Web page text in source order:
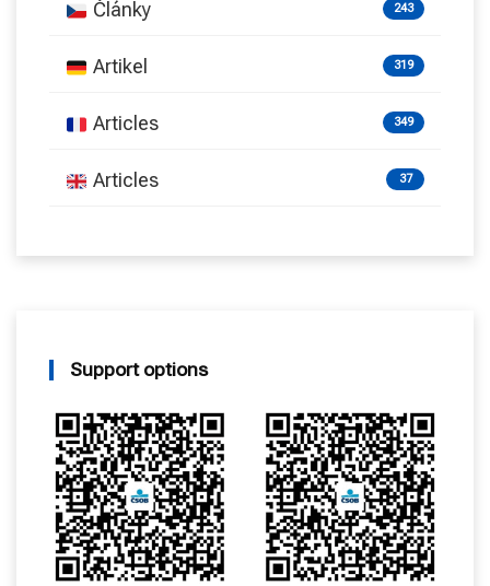
Články 243
Artikel 319
Articles 349
Articles 37
Support options